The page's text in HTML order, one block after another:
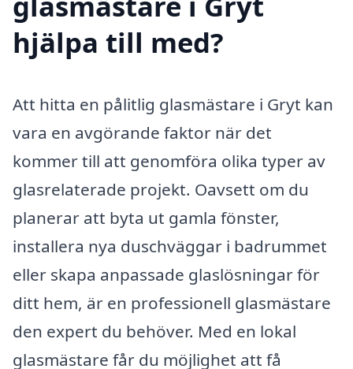
hjälpa till med?
Att hitta en pålitlig glasmästare i Gryt kan
vara en avgörande faktor när det
kommer till att genomföra olika typer av
glasrelaterade projekt. Oavsett om du
planerar att byta ut gamla fönster,
installera nya duschväggar i badrummet
eller skapa anpassade glaslösningar för
ditt hem, är en professionell glasmästare
den expert du behöver. Med en lokal
glasmästare får du möjlighet att få